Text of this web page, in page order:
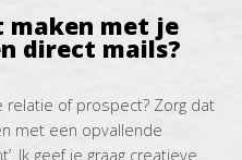
maken met je
direct mails?
relatie of prospect? Zorg dat
met een opvallende
Ik geef je graag creatieve